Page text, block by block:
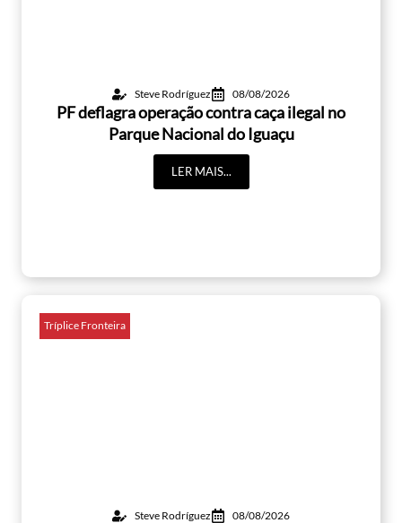
Steve Rodríguez 08/08/2026
PF deflagra operação contra caça ilegal no
Parque Nacional do Iguaçu
LER MAIS...
Tríplice Fronteira
Steve Rodríguez 08/08/2026